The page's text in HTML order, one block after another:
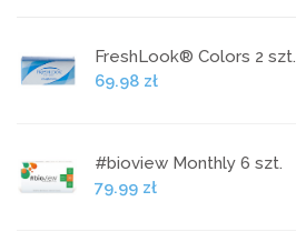
FreshLook® Colors 2 szt.
69.98 zł
#bioview Monthly 6 szt.
79.99 zł